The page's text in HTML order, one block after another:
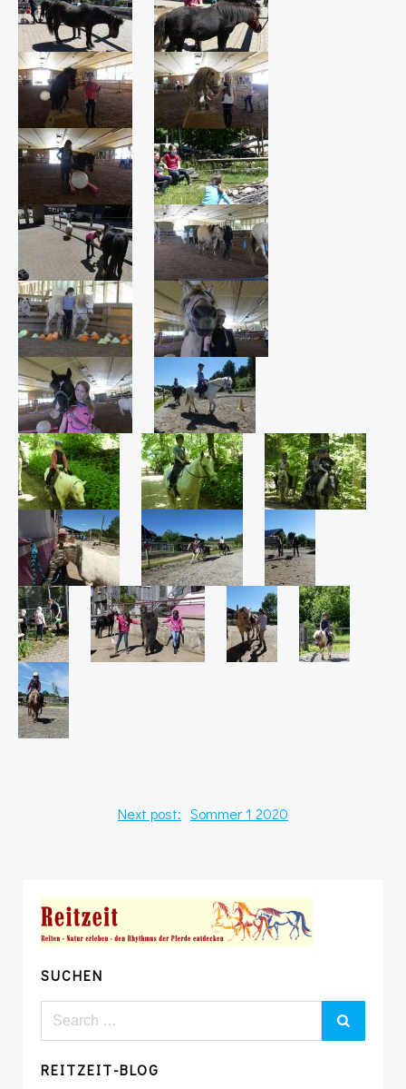
Next post: Sommer 1 2020
SUCHEN
Search
REITZEIT-BLOG